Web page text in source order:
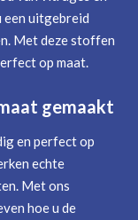
een uitgebreid
Met deze stoffen
op maat.
gemaakt
en perfect op
echte
Met ons
hoe u de